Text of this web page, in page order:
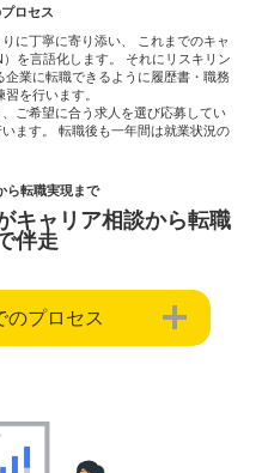
ロセス
に丁寧に寄り添い、
これまでのキャ
を言語化します。
それにリスキリン
企業に転職できるように履歴書・職務
習を行います。
ご希望に合う求人を選び応募してい
ます。
転職後も一年間は就業状況の
ら転職実現まで
キャリア相談から転職
伴走
のプロセス